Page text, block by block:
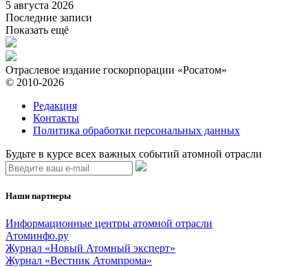
5 августа 2026
Последние записи
Показать ещё
Отраслевое издание госкорпорации «Росатом»
© 2010-2026
Редакция
Контакты
Политика обработки персональных данных
Будьте в курсе всех важных событий атомной отрасли
Наши партнеры
Информационные центры атомной отрасли
Атоминфо.ру
Журнал «Новый Атомный эксперт»
Журнал «Вестник Атомпрома»